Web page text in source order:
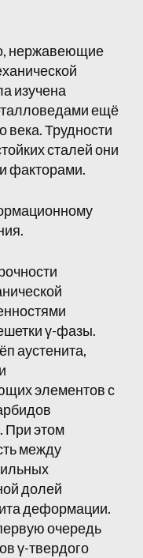
нержавеющие
изучена
ещё
века. Трудности
сталей они
факторами.
γ-фазы.
аустенита,
элементов с
При этом
между
долей
деформации.
очередь
γ-твердого